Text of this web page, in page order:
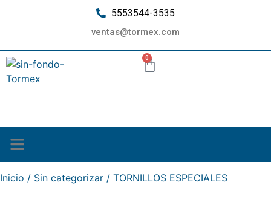
5553544-3535
ventas@tormex.com
0
Inicio / Sin categorizar / TORNILLOS ESPECIALES